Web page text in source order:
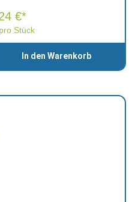
Stück
€*
In den Warenkorb